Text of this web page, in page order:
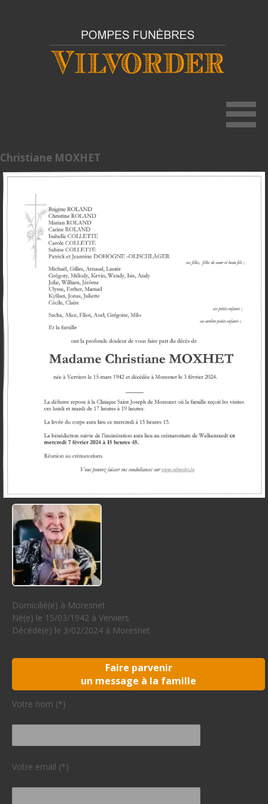
Christiane MOXHET
Domicilié(e) à Moresnet
Né(e) le 15/03/1942 à Verviers
Décédé(e) le 3/02/2024 à Moresnet
Faire parvenir
un message à la famille
Votre nom (*)
Votre email (*)